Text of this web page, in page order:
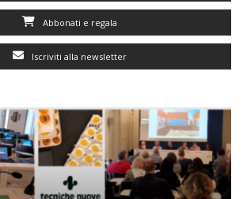
Abbonati e regala
Iscriviti alla newsletter